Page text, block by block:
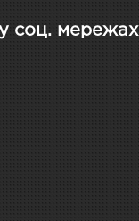
у соц. мережах